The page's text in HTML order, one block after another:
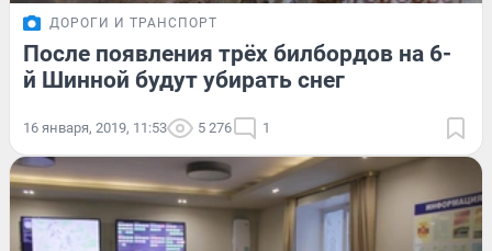
ДОРОГИ И ТРАНСПОРТ
После появления трёх билбордов на 6-
й Шинной будут убирать снег
16 января, 2019, 11:53 5 276 1